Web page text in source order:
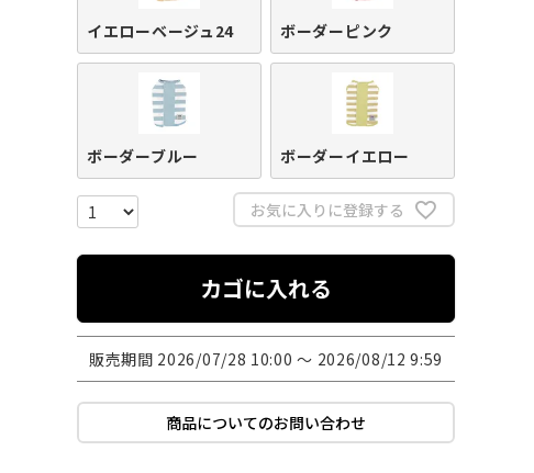
イエローベージュ24 ボーダーピンク
ボーダーブルー ボーダーイエロー
お気に入りに登録する
カゴに入れる
販売期間 2026/07/28 10:00〜 2026/08/12 9:59
商品についてのお問い合わせ